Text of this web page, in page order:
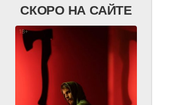
СКОРО НА САЙТЕ